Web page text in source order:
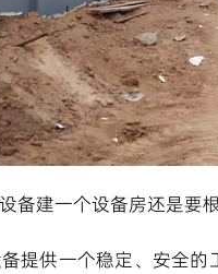
备建一个设备房还是要
提供一个稳定、安全